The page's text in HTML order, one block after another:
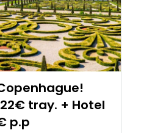
tray. + Hotel
p.p